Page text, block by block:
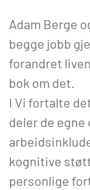
Adam Berge
begge jobb
forandret
bok om det.
I Vi fortalte
deler de
kognitive
personlige